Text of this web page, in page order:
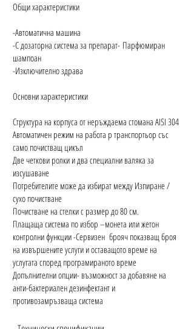
Общи характеристики
-Автоматична машина
-С дозаторна система за препарат- Парфюмиран
шампоан
-Изключително здрава
Основни характеристики
Структура на корпуса от неръждаема стомана AISI 304
Автоматичен режим на работа р транспортьор със
само почистващ цикъл
Две четкови ролки и два специални валяка за
изсушаване
Потребителите може да избират между Изпиране /
сухо почистване
Почистване на стелки с размер до 80 см.
Плащаща система по избор –монета или жетон
контролни функции -Сервизен брояч показващ броя
на извършените услуги и оставащото време на
услугата според програмираното време
Допълнителни опции- възможност за добавяне на
анти-бактериален дезинфектант и
противозамръзваща система